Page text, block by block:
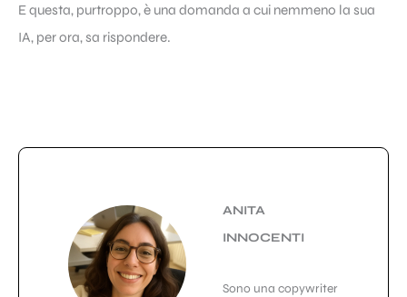
E questa, purtroppo, è una domanda a cui nemmeno la sua
IA, per ora, sa rispondere.
ANITA
INNOCENTI
Sono una copywriter